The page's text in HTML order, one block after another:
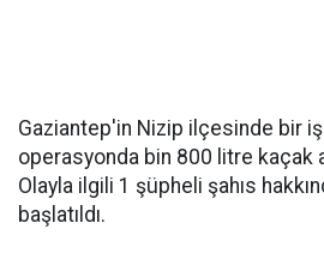
Gaziantep'in Nizip ilçesinde bir iş
operasyonda bin 800 litre kaçak
Olayla ilgili 1 şüpheli şahıs
başlatıldı.